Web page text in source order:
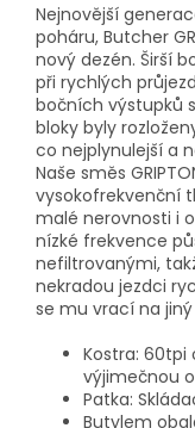
Nejnovější
poháru, Butcher
nový dezén. Širší
při rychlých
bočních výstupků
bloky byly
co nejplynulejší a
Naše směs
vysokofrekvenční
malé nerovnosti i
nízké frekvence
nefiltrovanými,
nekradou jezdci
se mu vrací na
Kostra: 60tpi
výjimečnou
Patka:
Butylem